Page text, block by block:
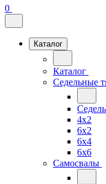
0
Каталог
Каталог
Седельные
4x2
6x2
6x4
6x6
Самосвалы